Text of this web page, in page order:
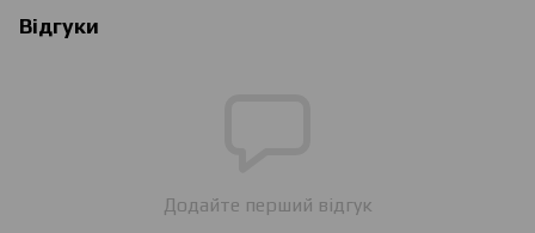
Відгуки
Додайте перший відгук